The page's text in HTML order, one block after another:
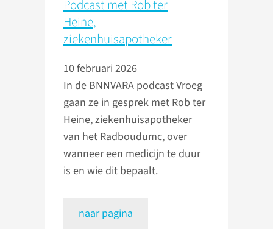
Podcast met Rob ter
Heine,
ziekenhuisapotheker
10 februari 2026
In de BNNVARA podcast Vroeg
gaan ze in gesprek met Rob ter
Heine, ziekenhuisapotheker
van het Radboudumc, over
wanneer een medicijn te duur
is en wie dit bepaalt.
naar pagina